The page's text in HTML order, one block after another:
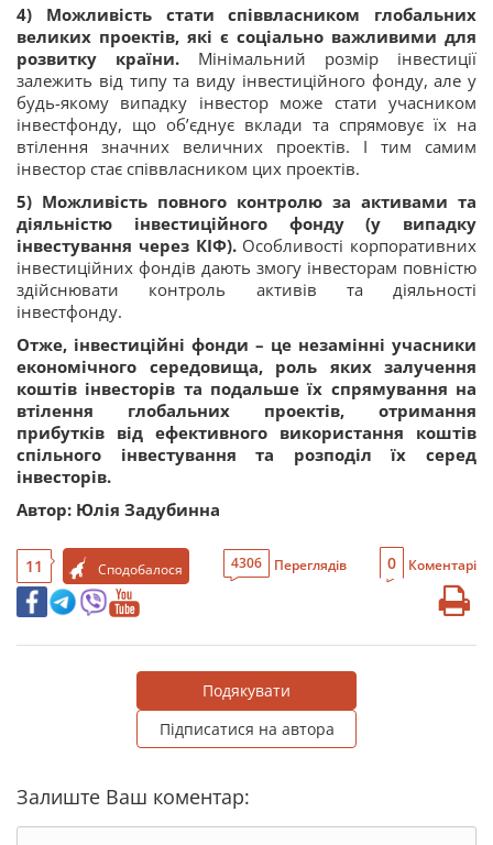
4)
Можливість стати співвласником глобальних
великих проектів, які є соціально важливими для
розвитку країни. Мінімальний розмір інвестиції
залежить від типу та виду інвестиційного фонду, але у
будь-якому випадку інвестор може стати учасником
інвестфонду, що об’єднує вклади та спрямовує їх на
втілення значних величних проектів. І тим самим
інвестор стає співвласником цих проектів.
5) Можливість повного контролю за активами та
діяльністю інвестиційного фонду (у випадку
інвестування через КІФ).Особливості корпоративних
інвестиційних фондів дають змогу інвесторам повністю
здійснювати контроль активів та діяльності
інвестфонду.
Отже, інвестиційні фонди – це незамінні учасники
економічного середовища, роль яких залучення
коштів інвесторів та подальше їх спрямування на
втілення глобальних проектів, отримання
прибутків від ефективного використання коштів
спільного інвестування та розподіл їх серед
інвесторів.
Автор: Юлія Задубинна
11 Сподобалося 4306 Переглядів 0 Коментарі
Подякувати
Підписатися на автора
Залиште Ваш коментар: